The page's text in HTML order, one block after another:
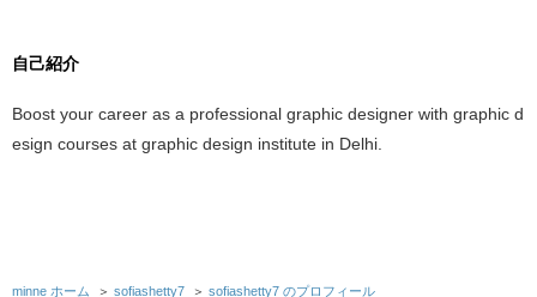
自己紹介
Boost your career as a professional graphic designer with graphic d
esign courses at graphic design institute in Delhi.
minne ホーム ＞ sofiashetty7 ＞ sofiashetty7 のプロフィール